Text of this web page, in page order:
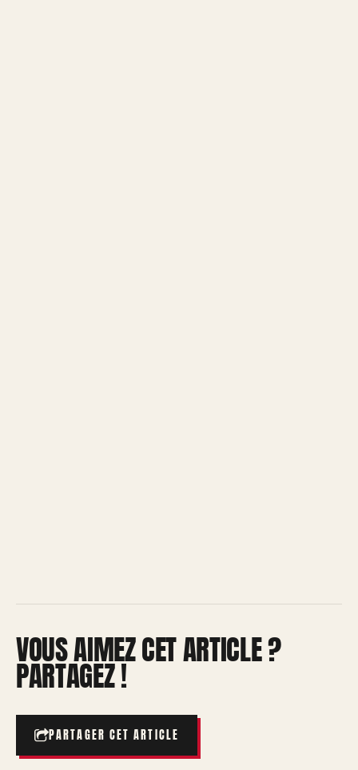
VOUS AIMEZ CET ARTICLE ?
PARTAGEZ !
PARTAGER CET ARTICLE